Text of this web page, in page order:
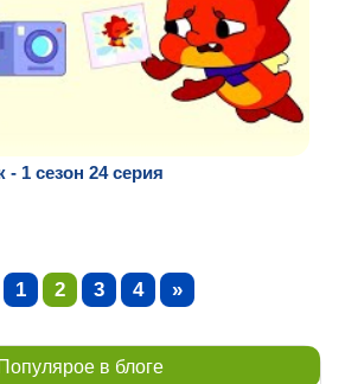
1 сезон 24 серия
1 2 3 4 »
Популярое в блоге